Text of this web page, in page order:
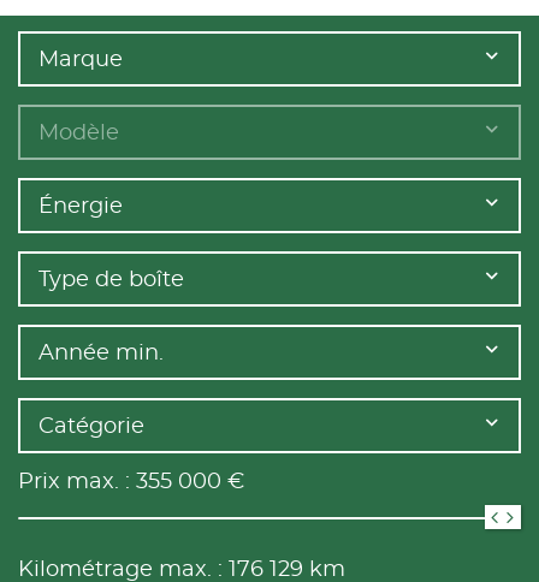
Marque
Modèle
Énergie
Type de boîte
Année min.
Catégorie
Prix max. : 355 000 €
Kilométrage max. : 176 129 km